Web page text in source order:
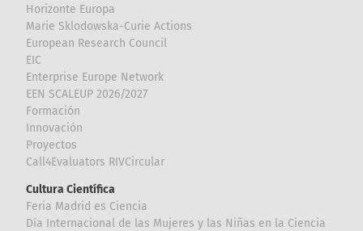
Horizonte Europa
Marie Sklodowska-Curie Actions
European Research Council
EIC
Enterprise Europe Network
EEN SCALEUP 2026/2027
Formación
Innovación
Proyectos
Call4Evaluators RIVCircular
Cultura Científica
Feria Madrid es Ciencia
Día Internacional de las Mujeres y las Niñas en la Ciencia